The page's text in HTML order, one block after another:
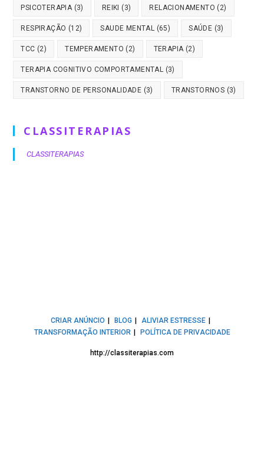
PSICOTERAPIA(3) REIKI (3) RELACIONAMENTO (2)
RESPIRAÇÃO (12) SAUDE MENTAL (65) SAÚDE (3)
TCC (2) TEMPERAMENTO (2) TERAPIA(2)
TERAPIA COGNITIVO COMPORTAMENTAL (3)
TRANSTORNO DE PERSONALIDADE (3) TRANSTORNOS (3)
CLASSITERAPIAS
CLASSITERAPIAS
CRIAR ANÚNCIO BLOG
ALIVIAR ESTRESSE
TRANSFORMAÇÃO INTERIOR
POLÍTICA DE PRIVACIDADE
http://classiterapias.com